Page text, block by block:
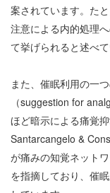
案されています。たと
注意による内的処理
て挙げられると述べて
また、催眠利用の一
（suggestion for
ほど暗示による痛覚
Santarcangelo &
が痛みの知覚ネット
を指摘しており、催